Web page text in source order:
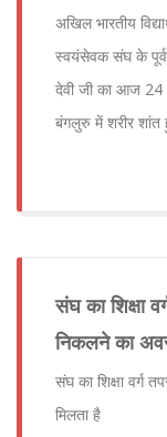
अखिल भारतीय
स्वयंसेवक संघ के
देवी जी का आज 24
बंगलुरु में शरीर
संघ का शिक्षा
निकलने का
संघ का शिक्षा वर्ग
मिलता है